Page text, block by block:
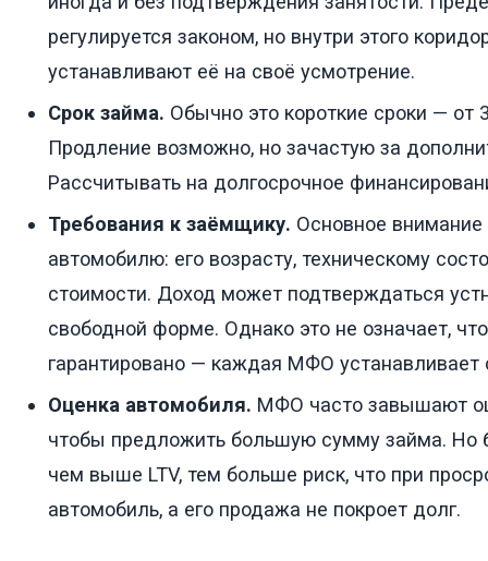
регулируется законом, но внутри этого
устанавливают её на своё усмотрение.
Срок займа. Обычно это короткие сроки — от
Продление возможно, но зачастую за
Рассчитывать на долгосрочное
Требования к заёмщику. Основное внимание
автомобилю: его возрасту, техническому
стоимости. Доход может подтверждаться
свободной форме. Однако это не означает,
гарантировано — каждая МФО устанавливает
Оценка автомобиля. МФО часто завышают
чтобы предложить большую сумму займа. Но
чем выше LTV, тем больше риск, что при
автомобиль, а его продажа не покроет долг.